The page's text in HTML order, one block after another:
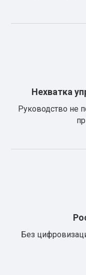
Нехватка
Руководство не
Без